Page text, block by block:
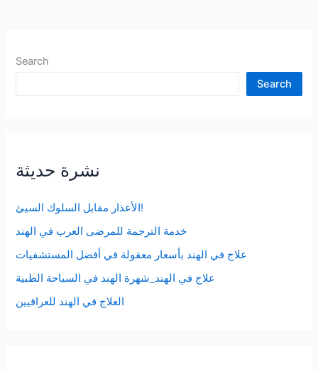
Search
Search
نشرة حديثة
الأعذار مقابل السلوك السيئ!
خدمة الترجمة للمرضى العرب في الهند
علاج في الهند بأسعار معقولة في أفضل المستشفيات
علاج في الهند_شهرة الهند في السياحة الطبية
العلاج في الهند للعراقيين